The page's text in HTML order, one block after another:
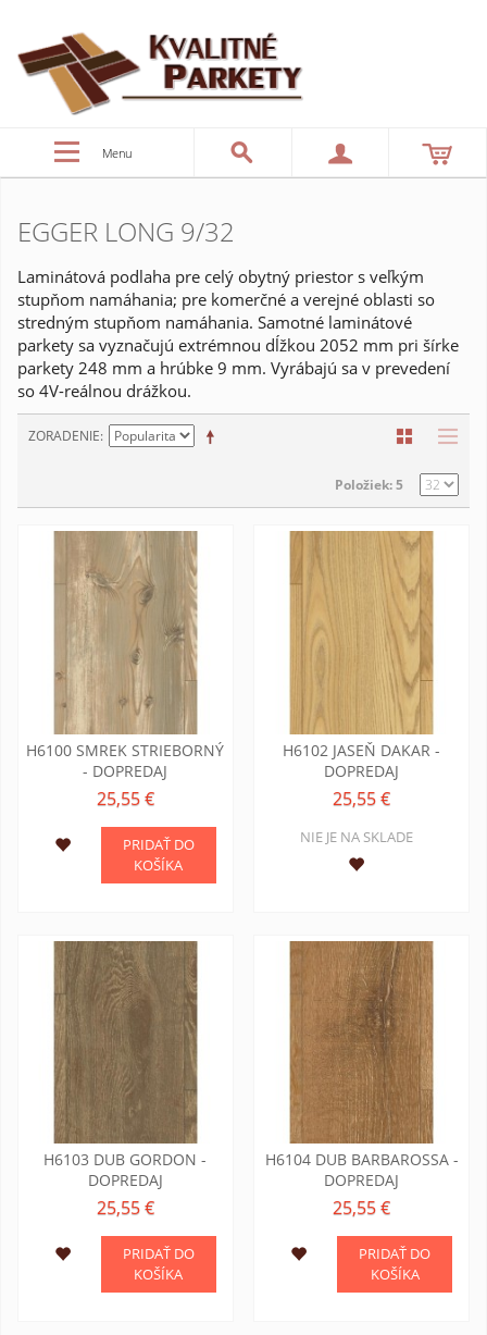
Menu
EGGER LONG 9/32
Laminátová podlaha pre celý obytný priestor s veľkým
stupňom namáhania; pre komerčné a verejné oblasti so
stredným stupňom namáhania. Samotné laminátové
parkety sa vyznačujú extrémnou dĺžkou 2052 mm pri šírke
parkety 248 mm a hrúbke 9 mm. Vyrábajú sa v prevedení
so 4V-reálnou drážkou.
ZORADENIE
Položiek: 5
H6100 SMREK STRIEBORNÝ
- DOPREDAJ
25,55 €
PRIDAŤ DO
KOŠÍKA
H6102 JASEŇ DAKAR -
DOPREDAJ
25,55 €
NIE JE NA SKLADE
H6103 DUB GORDON -
DOPREDAJ
25,55 €
PRIDAŤ DO
KOŠÍKA
H6104 DUB BARBAROSSA -
DOPREDAJ
25,55 €
PRIDAŤ DO
KOŠÍKA